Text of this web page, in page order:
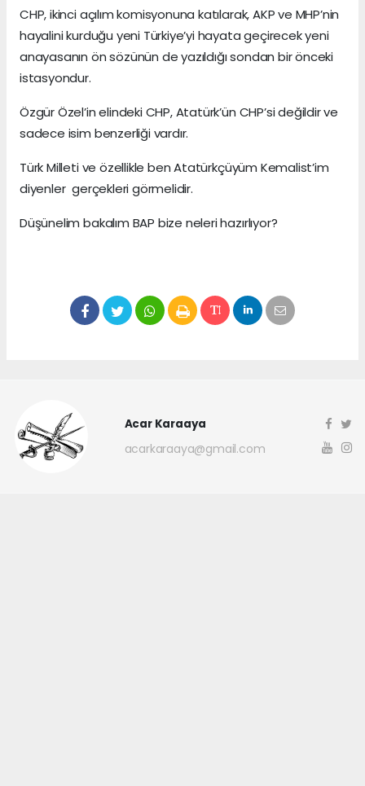
CHP, ikinci açılım komisyonuna katılarak, AKP ve MHP’nin
hayalini kurduğu yeni Türkiye’yi hayata geçirecek yeni
anayasanın ön sözünün de yazıldığı sondan bir önceki
istasyondur.
Özgür Özel’in elindeki CHP, Atatürk’ün CHP’si değildir ve
sadece isim benzerliği vardır.
Türk Milleti ve özellikle ben Atatürkçüyüm Kemalist’im
diyenler gerçekleri görmelidir.
Düşünelim bakalım BAP bize neleri hazırlıyor?
Acar Karaaya
acarkaraaya@gmail.com